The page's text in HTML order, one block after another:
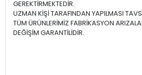
GEREKTİRMEKTEDİR.
UZMAN KİŞİ TARAFINDAN YAPILMASI
TÜM ÜRÜNLERİMİZ FABRİKASYON
DEĞİŞİM GARANTİLİDİR.